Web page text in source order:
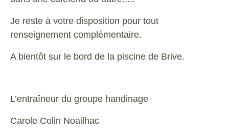
Je reste à votre disposition pour tout
renseignement complémentaire.
A bientôt sur le bord de la piscine de Brive.
L’entraîneur du groupe handinage
Carole Colin Noailhac